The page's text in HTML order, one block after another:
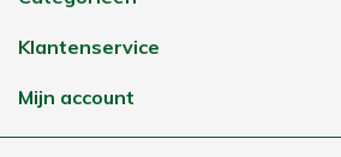
Klantenservice
Mijn account